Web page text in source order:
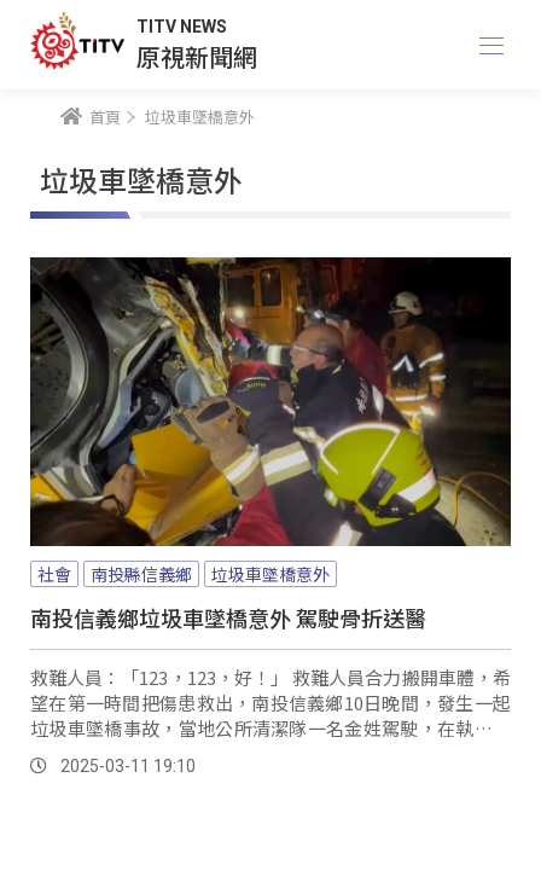
TITV NEWS
原視新聞網
首頁 垃圾車墜橋意外
垃圾車墜橋意外
社會 南投縣信義鄉 垃圾車墜橋意外
南投信義鄉垃圾車墜橋意外 駕駛骨折送醫
救難人員：「123，123，好！」 救難人員合力搬開車體，希
望在第一時間把傷患救出，南投信義鄉10日晚間，發生一起
垃圾車墜橋事故，當地公所清潔隊一名金姓駕駛，在執勤結
束返隊時，在愛國大橋往公所端，連人帶車翻覆掉落在10公
尺的橋下。
2025-03-11 19:10